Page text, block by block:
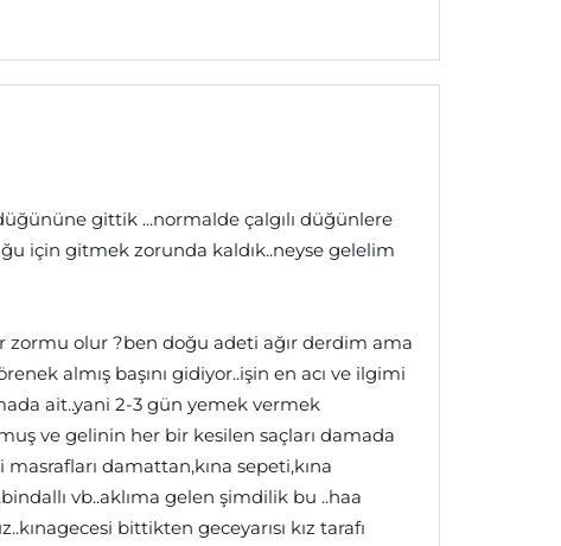
gittik ...normalde çalgılı düğünlere
için gitmek zorunda kaldık..neyse gelelim
zormu olur ?ben doğu adeti ağır derdim ama
almış başını gidiyor..işin en acı ve ilgimi
ait..yani 2-3 gün yemek vermek
ve gelinin her bir kesilen saçları damada
masrafları damattan,kına sepeti,kına
vb..aklıma gelen şimdilik bu ..haa
bittikten geceyarısı kız tarafı